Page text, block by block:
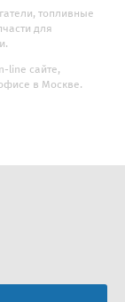
топливные
для
line сайте,
в Москве.